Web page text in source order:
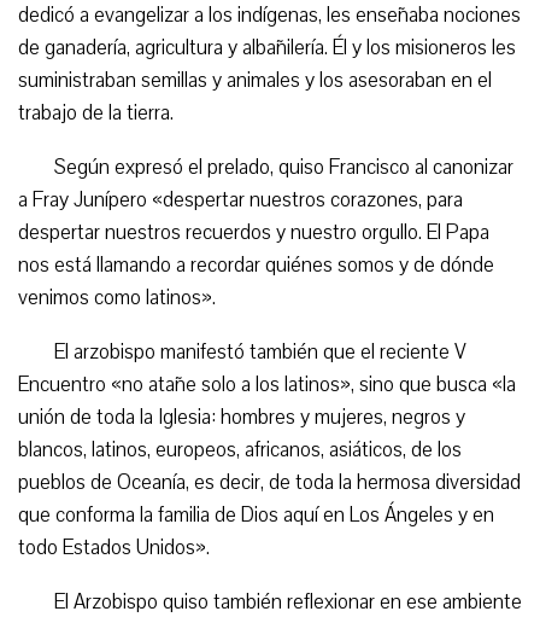
dedicó a evangelizar a los indígenas, les enseñaba nociones
de ganadería, agricultura y albañilería. Él y los misioneros les
suministraban semillas y animales y los asesoraban en el
trabajo de la tierra.
Según expresó el prelado, quiso Francisco al canonizar
a Fray Junípero «despertar nuestros corazones, para
despertar nuestros recuerdos y nuestro orgullo. El Papa
nos está llamando a recordar quiénes somos y de dónde
venimos como latinos».
El arzobispo manifestó también que el reciente V
Encuentro «no atañe solo a los latinos», sino que busca «la
unión de toda la Iglesia: hombres y mujeres, negros y
blancos, latinos, europeos, africanos, asiáticos, de los
pueblos de Oceanía, es decir, de toda la hermosa diversidad
que conforma la familia de Dios aquí en Los Ángeles y en
todo Estados Unidos».
El Arzobispo quiso también reflexionar en ese ambiente